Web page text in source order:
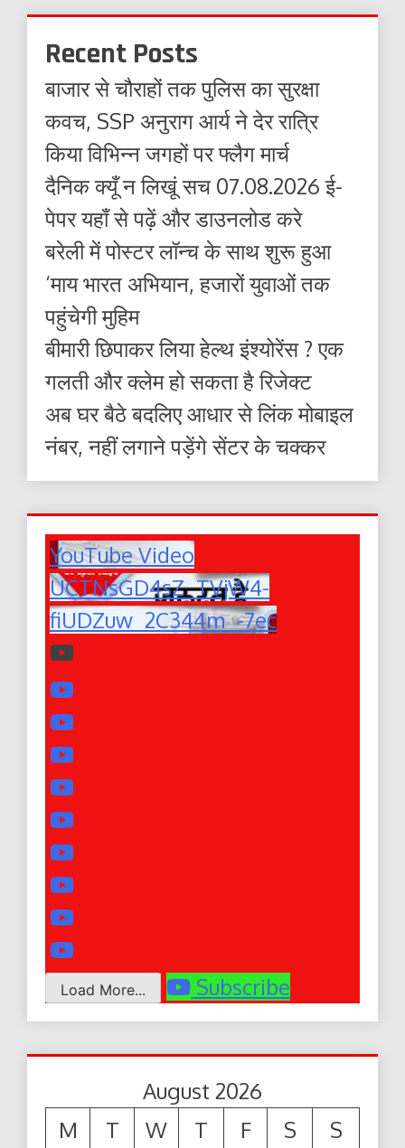
Recent Posts
बाजार से चौराहों तक पुलिस का सुरक्षा
कवच, SSP अनुराग आर्य ने देर रात्रि
किया विभिन्न जगहों पर फ्लैग मार्च
दैनिक क्यूँ न लिखूं सच 07.08.2026 ई-
पेपर यहाँ से पढ़ें और डाउनलोड करे
बरेली में पोस्टर लॉन्च के साथ शुरू हुआ
‘माय भारत अभियान, हजारों युवाओं तक
पहुंचेगी मुहिम
बीमारी छिपाकर लिया हेल्थ इंश्योरेंस ? एक
गलती और क्लेम हो सकता है रिजेक्ट
अब घर बैठे बदलिए आधार से लिंक मोबाइल
नंबर, नहीं लगाने पड़ेंगे सेंटर के चक्कर
YouTube Video
UCTNsGD4sZ_TVjW4-
fiUDZuw_2C344m_-7ec
Load More... Subscribe
August 2026
M
T W T F S S